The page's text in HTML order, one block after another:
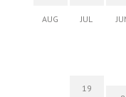
AUG JUL
19